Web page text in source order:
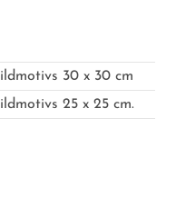
30 x 30 cm
25 x 25 cm.